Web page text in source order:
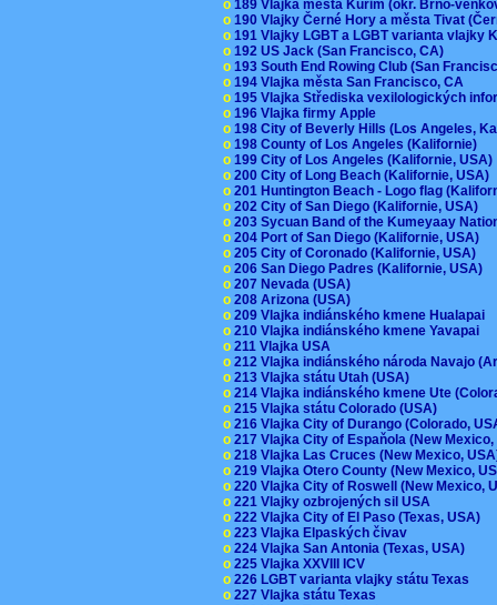
o 189 Vlajka města Kuřim (okr. Brno-
o 190 Vlajky Černé Hory a města Tivat
o 191 Vlajky LGBT a LGBT varianta vlajky
o 192 US Jack (San Francisco, CA)
o 193 South End Rowing Club (San
o 194 Vlajka města San Francisco, CA
o 195 Vlajka Střediska vexilologických
o 196 Vlajka firmy Apple
o 198 City of Beverly Hills (Los Angeles,
o 198 County of Los Angeles (Kalifornie)
o 199 City of Los Angeles (Kalifornie,
o 200 City of Long Beach (Kalifornie, USA)
o 201 Huntington Beach - Logo flag
o 202 City of San Diego (Kalifornie, USA)
o 203 Sycuan Band of the Kumeyaay
o 204 Port of San Diego (Kalifornie, USA)
o 205 City of Coronado (Kalifornie, USA)
o 206 San Diego Padres (Kalifornie, USA)
o 207 Nevada (USA)
o 208 Arizona (USA)
o 209 Vlajka indiánského kmene Hualapai
o 210 Vlajka indiánského kmene Yavapai
o 211 Vlajka USA
o 212 Vlajka indiánského národa Navajo
o 213 Vlajka státu Utah (USA)
o 214 Vlajka indiánského kmene Ute
o 215 Vlajka státu Colorado (USA)
o 216 Vlajka City of Durango (Colorado,
o 217 Vlajka City of Espaňola (New
o 218 Vlajka Las Cruces (New Mexico,
o 219 Vlajka Otero County (New Mexico,
o 220 Vlajka City of Roswell (New Mexico,
o 221 Vlajky ozbrojených sil USA
o 222 Vlajka City of El Paso (Texas, USA)
o 223 Vlajka Elpaských čivav
o 224 Vlajka San Antonia (Texas, USA)
o 225 Vlajka XXVIII ICV
o 226 LGBT varianta vlajky státu Texas
o 227 Vlajka státu Texas